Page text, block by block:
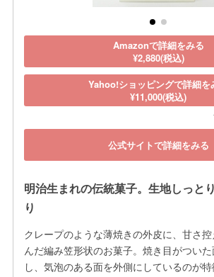
Amazonで詳細をみる
¥2,880(税込)
Yahoo!ショッピングで詳細を
¥11,000(税込)
公式サイトで詳細をみる
明治生まれの伝統菓子。生地しっと
り
クレープのような薄焼きの外皮に、甘さ
んだ編み笠形状のお菓子。焼き目がつい
し、気泡のある面を外側にしているのが特